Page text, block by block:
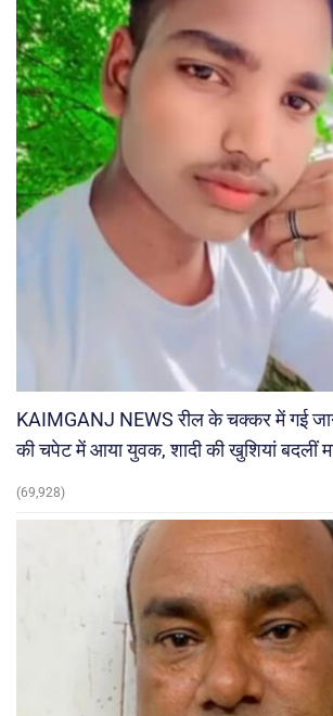
KAIMGANJ NEWS रील के चक्कर में गई
की चपेट में आया युवक, शादी की खुशियां बदलीं
(69,928)